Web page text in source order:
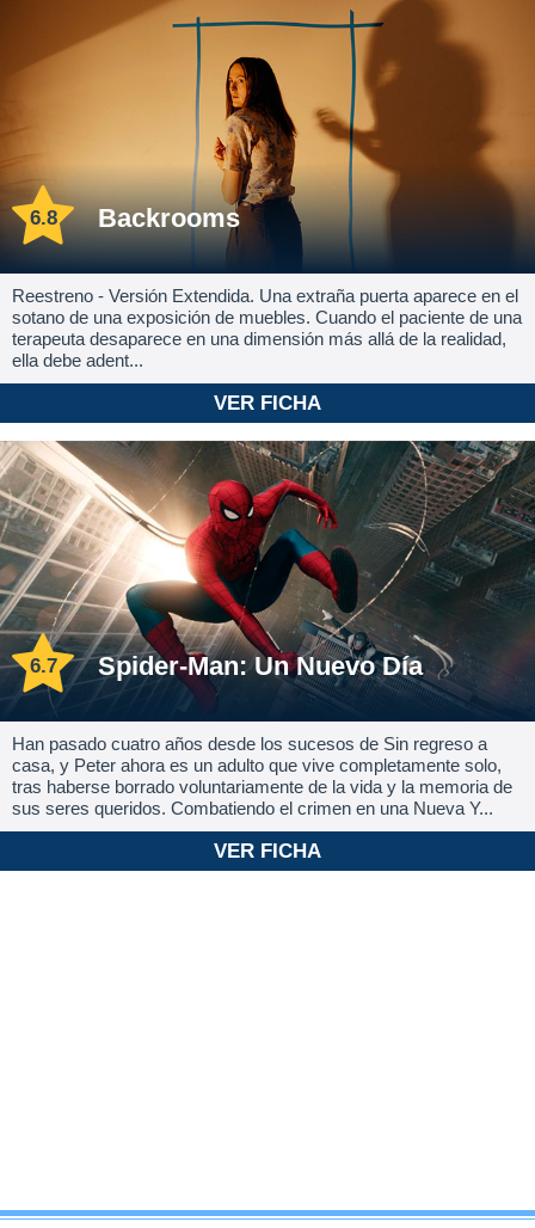
6.8 Backrooms
Reestreno - Versión Extendida. Una extraña puerta aparece en el
sotano de una exposición de muebles. Cuando el paciente de una
terapeuta desaparece en una dimensión más allá de la realidad,
ella debe adent...
VER FICHA
6.7 Spider-Man: Un Nuevo Día
Han pasado cuatro años desde los sucesos de Sin regreso a
casa, y Peter ahora es un adulto que vive completamente solo,
tras haberse borrado voluntariamente de la vida y la memoria de
sus seres queridos. Combatiendo el crimen en una Nueva Y...
VER FICHA